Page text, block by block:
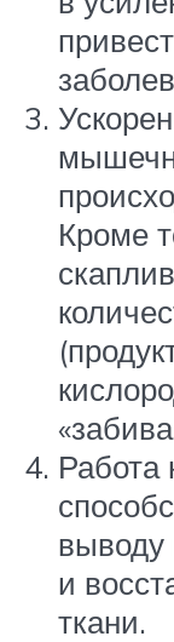
Кроме
Работа
выводу
и
ткани.